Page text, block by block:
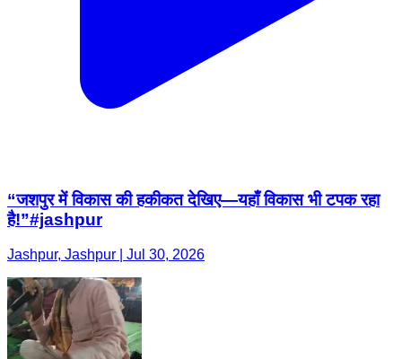
“जशपुर में विकास की हकीकत देखिए—यहाँ विकास भी टपक रहा
है!”#jashpur
Jashpur, Jashpur | Jul 30, 2026